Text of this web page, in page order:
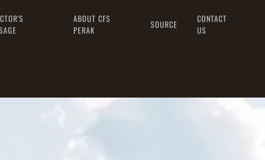
ABOUT CFS
PERAK
SOURCE
CONTACT
US